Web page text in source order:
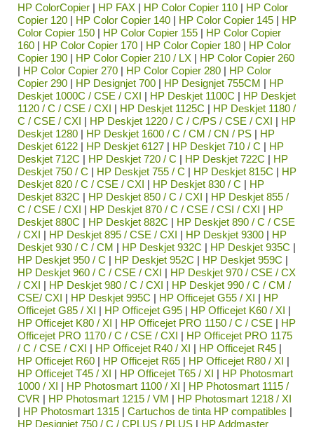
HP ColorCopier | HP FAX | HP Color Copier 110 | HP Color
Copier 120 | HP Color Copier 140 | HP Color Copier 145 | HP
Color Copier 150 | HP Color Copier 155 | HP Color Copier
160 | HP Color Copier 170 | HP Color Copier 180 | HP Color
Copier 190 | HP Color Copier 210 / LX | HP Color Copier 260
| HP Color Copier 270 | HP Color Copier 280 | HP Color
Copier 290 | HP Designjet 700 | HP Designjet 755CM | HP
Deskjet 1000C / CSE / CXI | HP Deskjet 1100C | HP Deskjet
1120 / C / CSE / CXI | HP Deskjet 1125C | HP Deskjet 1180 /
C / CSE / CXI | HP Deskjet 1220 / C / C/PS / CSE / CXI | HP
Deskjet 1280 | HP Deskjet 1600 / C / CM / CN / PS | HP
Deskjet 6122 | HP Deskjet 6127 | HP Deskjet 710 / C | HP
Deskjet 712C | HP Deskjet 720 / C | HP Deskjet 722C | HP
Deskjet 750 / C | HP Deskjet 755 / C | HP Deskjet 815C | HP
Deskjet 820 / C / CSE / CXI | HP Deskjet 830 / C | HP
Deskjet 832C | HP Deskjet 850 / C / CXI | HP Deskjet 855 /
C / CSE / CXI | HP Deskjet 870 / C / CSE / CSI / CXI | HP
Deskjet 880C | HP Deskjet 882C | HP Deskjet 890 / C / CSE
/ CXI | HP Deskjet 895 / CSE / CXI | HP Deskjet 9300 | HP
Deskjet 930 / C / CM | HP Deskjet 932C | HP Deskjet 935C |
HP Deskjet 950 / C | HP Deskjet 952C | HP Deskjet 959C |
HP Deskjet 960 / C / CSE / CXI | HP Deskjet 970 / CSE / CX
/ CXI | HP Deskjet 980 / C / CXI | HP Deskjet 990 / C / CM /
CSE/ CXI | HP Deskjet 995C | HP Officejet G55 / XI | HP
Officejet G85 / XI | HP Officejet G95 | HP Officejet K60 / XI |
HP Officejet K80 / XI | HP Officejet PRO 1150 / C / CSE | HP
Officejet PRO 1170 / C / CSE / CXI | HP Officejet PRO 1175
/ C / CSE / CXI | HP Officejet R40 / XI | HP Officejet R45 |
HP Officejet R60 | HP Officejet R65 | HP Officejet R80 / XI |
HP Officejet T45 / XI | HP Officejet T65 / XI | HP Photosmart
1000 / XI | HP Photosmart 1100 / XI | HP Photosmart 1115 /
CVR | HP Photosmart 1215 / VM | HP Photosmart 1218 / XI
| HP Photosmart 1315 | Cartuchos de tinta HP compatibles |
HP Designjet 750 / C / CPLUS / PLUS | HP Addmaster